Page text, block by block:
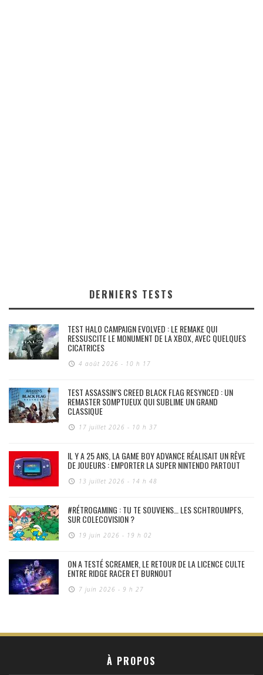
DERNIERS TESTS
TEST HALO CAMPAIGN EVOLVED : LE REMAKE QUI
RESSUSCITE LE MONUMENT DE LA XBOX, AVEC QUELQUES
CICATRICES
4 août 2026 - 10 h 17
TEST ASSASSIN’S CREED BLACK FLAG RESYNCED : UN
REMASTER SOMPTUEUX QUI SUBLIME UN GRAND
CLASSIQUE
17 juillet 2026 - 10 h 37
IL Y A 25 ANS, LA GAME BOY ADVANCE RÉALISAIT UN RÊVE
DE JOUEURS : EMPORTER LA SUPER NINTENDO PARTOUT
13 juillet 2026 - 14 h 48
#RÉTROGAMING : TU TE SOUVIENS… LES SCHTROUMPFS,
SUR COLECOVISION ?
19 juin 2026 - 19 h 02
ON A TESTÉ SCREAMER, LE RETOUR DE LA LICENCE CULTE
ENTRE RIDGE RACER ET BURNOUT
7 juin 2026 - 9 h 27
À PROPOS